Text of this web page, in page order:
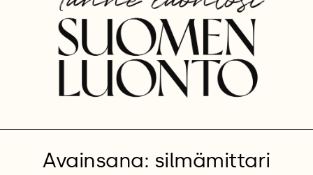
Avainsana: silmämittari